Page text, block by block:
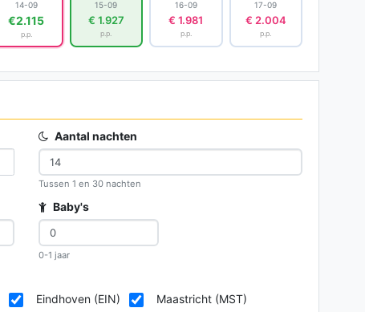
14-09
€2.115
p.p.
15-09
€ 1.927
p.p.
16-09
€ 1.981
p.p.
17-09
€ 2.004
p.p.
Aantal nachten
Tussen 1 en 30 nachten
Baby's
0-1 jaar
Eindhoven (EIN)
Maastricht (MST)